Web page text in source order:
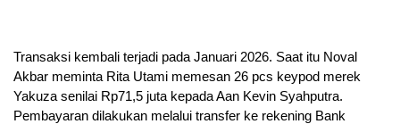
Transaksi kembali terjadi pada Januari 2026. Saat itu Noval
Akbar meminta Rita Utami memesan 26 pcs keypod merek
Yakuza senilai Rp71,5 juta kepada Aan Kevin Syahputra.
Pembayaran dilakukan melalui transfer ke rekening Bank